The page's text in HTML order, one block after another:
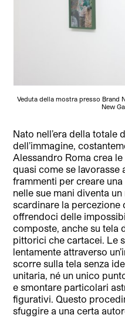
Veduta della mostra presso Brand
New
Nato nell’era della totale
dell’immagine,
Alessandro Roma crea
quasi come se lavorasse
frammenti per creare
nelle sue mani diventa
scardinare la percezione
offrendoci delle
composte, anche su tela
pittorici che cartacei. Le
lentamente attraverso
scorre sulla tela senza
unitaria, né un unico
e smontare particolari
figurativi. Questo
sfuggire a una certa